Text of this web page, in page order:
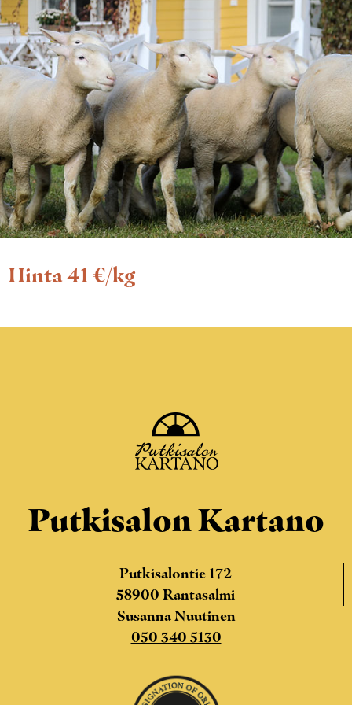
Hinta 41 €/kg
Putkisalon Kartano
Putkisalontie 172
58900 Rantasalmi
Susanna Nuutinen
050 340 5130